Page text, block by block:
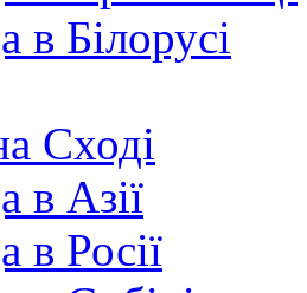
в Білорусі
Сході
в Азії
в Росії